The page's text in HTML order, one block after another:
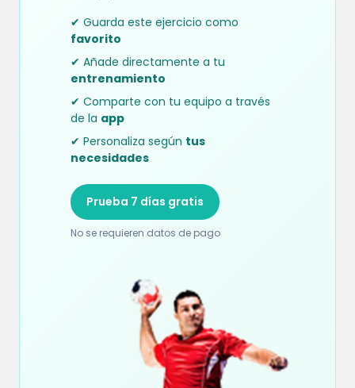
✔ Guarda este ejercicio como
favorito
✔ Añade directamente a tu
entrenamiento
✔ Comparte con tu equipo a través
de la app
✔ Personaliza según tus
necesidades
Prueba 7 días gratis
No se requieren datos de pago